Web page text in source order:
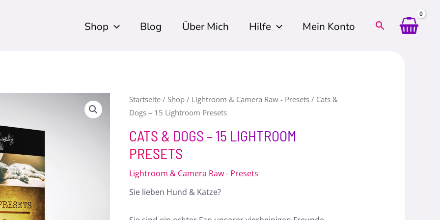
Shop Blog Über Mich Hilfe Mein Konto
Startseite / Shop / Lightroom & Camera Raw - Presets / Cats &
Dogs – 15 Lightroom Presets
CATS & DOGS – 15 LIGHTROOM
PRESETS
Lightroom & Camera Raw - Presets
Sie lieben Hund & Katze?
Cats
&
-
15
Lightroom